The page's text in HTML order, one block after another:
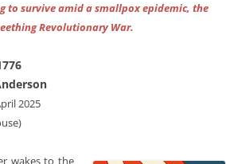
to survive amid a smallpox epidemic, the
Revolutionary War.
2025
wakes to the